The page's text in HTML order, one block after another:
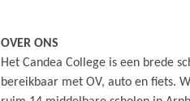
OVER ONS
Het Candea College is een brede
bereikbaar met OV, auto en fiets.